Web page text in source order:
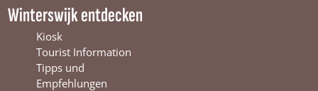
e
T
u
b
e
W
t
a
g
r
a
Winterswijk entdecken
Kiosk
Tourist Information
Tipps und
Empfehlungen